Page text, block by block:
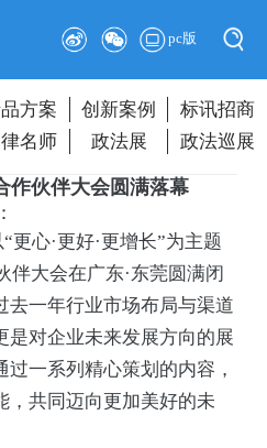
pc版
方案 创新案例
标讯招商
名师 政法展 政法巡展
作伙伴大会圆满落幕
心·更好·更增长”为主题
伴大会在广东·东莞圆满闭
去一年行业市场布局与渠道
是对企业未来发展方向的展
一系列精心策划的内容，
，共同迈向更加美好的未